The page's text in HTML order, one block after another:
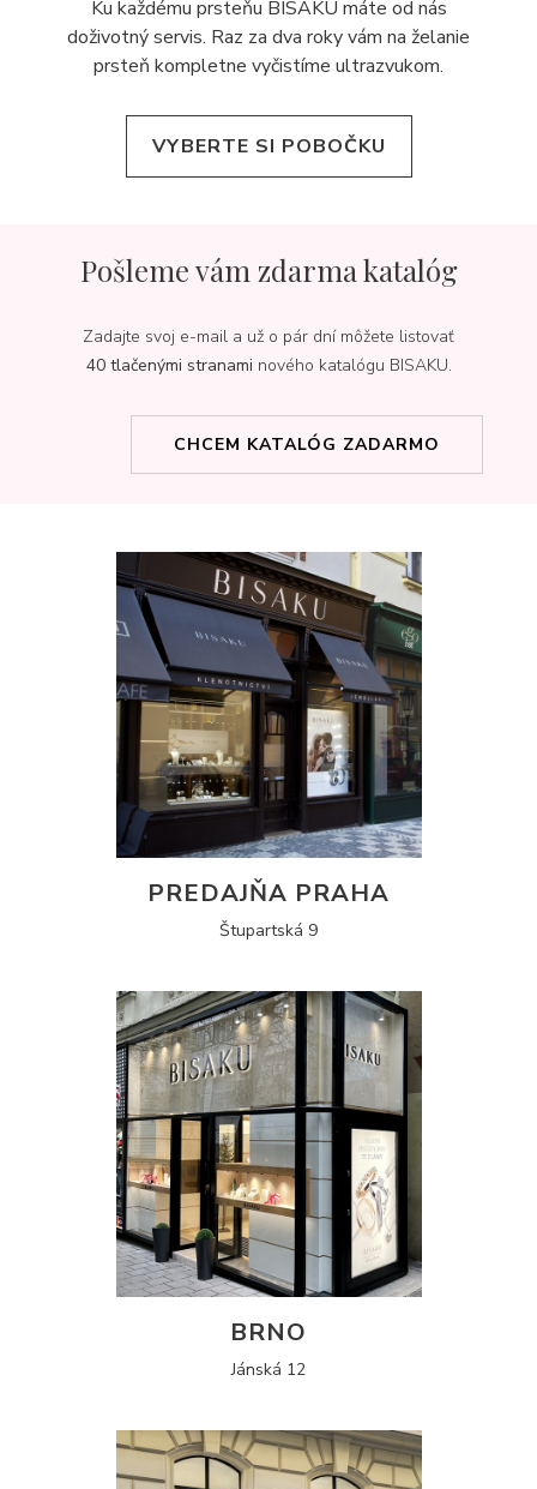
Ku každému prsteňu BISAKU máte od nás
doživotný servis. Raz za dva roky vám na želanie
prsteň kompletne vyčistíme ultrazvukom.
VYBERTE SI POBOČKU
Pošleme vám zdarma katalóg
Zadajte svoj e-mail a už o pár dní môžete listovať
40 tlačenými stranami nového katalógu BISAKU.
CHCEM KATALÓG ZADARMO
PREDAJŇA PRAHA
Štupartská 9
BRNO
Jánská 12